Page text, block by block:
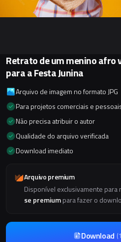
Retrato de um menino afro
para a Festa Junina
Arquivo de imagem no formato JPG
Para projetos comerciais e
Não precisa atribuir o autor
Qualidade do arquivo verificada
Download imediato
Arquivo premium
Disponível exclusivamente para
se premiumpara fazer o
Download (